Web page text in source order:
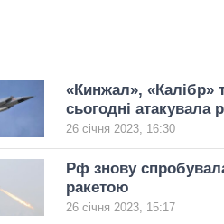
«Кинжал», «Калібр»
сьогодні атакувала
26 січня 2023, 16:30
Рф знову
ракетою
26 січня 2023, 15:17